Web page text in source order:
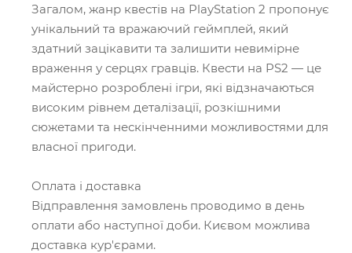
Загалом, жанр квестів на PlayStation 2 пропонує
унікальний та вражаючий геймплей, який
здатний зацікавити та залишити невимірне
враження у серцях гравців. Квести на PS2 — це
майстерно розроблені ігри, які відзначаються
високим рівнем деталізації, розкішними
сюжетами та нескінченними можливостями для
власної пригоди.
Оплата і доставка
Відправлення замовлень проводимо в день
оплати або наступної доби. Києвом можлива
доставка кур'єрами.